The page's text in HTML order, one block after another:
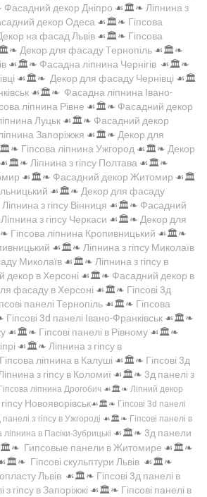
Фасадний декор Дніпро ☙🏛️❧ Ліпнина з
декор Одеса ☙🏛️❧ Гіпсова
на фасад Львів ☙🏛️❧ Гіпсова
Декор для фасаду Тернопіль ☙🏛️❧
☙🏛️❧ Фасадна ліпнина Чернігів ☙🏛️❧
☙🏛️❧ Декор для фасаду Чернівці ☙🏛️
☙🏛️❧ Фасадна ліпнина Івано-
ліпнина Рівне ☙🏛️❧ Фасадний декор
Луцьк ☙🏛️❧ Фасадний декор
Запоріжжя ☙🏛️❧ Декор для
Гіпсова ліпнина Ужгород ☙🏛️❧ Декор
☙🏛️❧ Ліпнина з гіпсу Полтава ☙🏛️❧
☙🏛️❧ Фасадний декор Житомир ☙🏛️
☙🏛️❧ Декор для фасаду
Ліпнина з гіпсу Вінниця ☙🏛️❧ Фасадний
Ліпнина з гіпсу Черкаси ☙🏛️❧ Декор для
Гіпсова ліпнина Кропивницький ☙🏛️❧
☙🏛️❧ Ліпнина з гіпсу Миколаїв
Миколаїв ☙🏛️❧ Ліпнина з гіпсу в
декор в Херсоні ☙🏛️❧ Фасадний декор в
фасаду в Херсоні ☙🏛️❧ Гіпсові 3д
панелі Тернопіль ☙🏛️❧ Гіпсова
Гіпсові 3d панелі Івано-Франківськ ☙🏛️❧
☙🏛️❧ Гіпсові панелі в Рівному ☙🏛️❧
☙🏛️❧ Ліпнина з гіпсу в
Гіпсова ліпнина в Калуші ☙🏛️❧ Гіпсові 3д
з гіпсу в Коломиї ☙🏛️❧ 3д панелі з
ліпнина Дрогобич ☙🏛️❧ Ліпний декор
Новояворівськ☙🏛️❧ Гіпсові 3d панелі
панелі з гіпсу в Ужгороді ☙🏛️❧ Гіпсові панелі в
ліпнина в Пасіки-Зубрицькі ☙🏛️❧ 3д панели
Гипсовые панели в Житомире ☙🏛️❧
Гіпсові скульптури Львів ☙🏛️❧
Львів ☙🏛️❧ Гіпсові 3д панелі в
з гіпсу в Запоріжжі ☙🏛️❧ Гіпсові панелі в